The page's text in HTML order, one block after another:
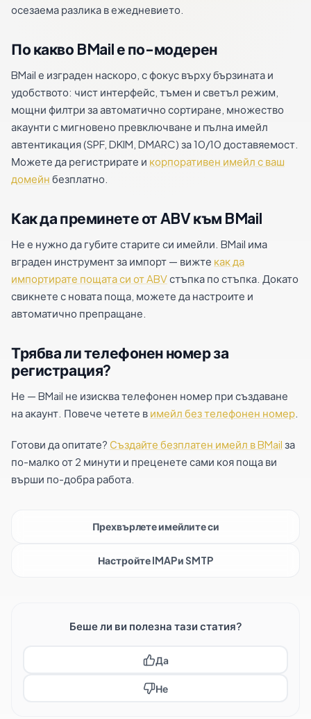
осезаема разлика в ежедневието.
По какво BMail е по-модерен
BMail е изграден наскоро, с фокус върху бързината и
удобството: чист интерфейс, тъмен и светъл режим,
мощни филтри за автоматично сортиране, множество
акаунти с мигновено превключване и пълна имейл
автентикация (SPF, DKIM, DMARC) за 10/10 доставяемост.
Можете да регистрирате и корпоративен имейл с ваш
домейн безплатно.
Как да преминете от ABV към BMail
Не е нужно да губите старите си имейли. BMail има
вграден инструмент за импорт — вижте как да
импортирате пощата си от ABVстъпка по стъпка. Докато
свикнете с новата поща, можете да настроите и
автоматично препращане.
Трябва ли телефонен номер за
регистрация?
Не — BMail не изисква телефонен номер при създаване
на акаунт. Повече четете в имейл без телефонен номер
Готови да опитате? Създайте безплатен имейл в BMail за
по-малко от 2 минути и преценете сами коя поща ви
върши по-добра работа.
Прехвърлете имейлите си
Настройте IMAP и SMTP
Беше ли ви полезна тази статия?
Да
Не